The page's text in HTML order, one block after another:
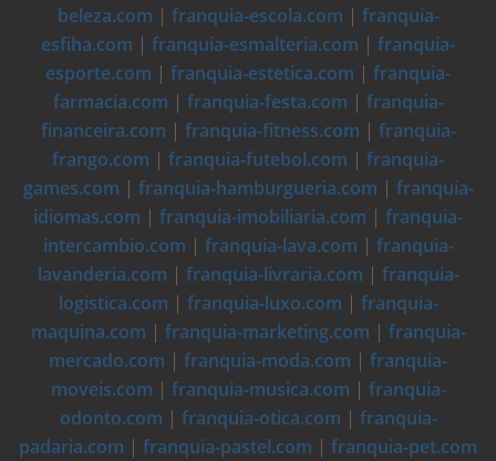
beleza.com | franquia-escola.com | franquia-
esfiha.com | franquia-esmalteria.com | franquia-
esporte.com | franquia-estetica.com | franquia-
farmacia.com | franquia-festa.com | franquia-
financeira.com | franquia-fitness.com | franquia-
frango.com | franquia-futebol.com | franquia-
games.com | franquia-hamburgueria.com | franquia-
idiomas.com | franquia-imobiliaria.com | franquia-
intercambio.com | franquia-lava.com | franquia-
lavanderia.com | franquia-livraria.com | franquia-
logistica.com | franquia-luxo.com | franquia-
maquina.com | franquia-marketing.com | franquia-
mercado.com | franquia-moda.com | franquia-
moveis.com | franquia-musica.com | franquia-
odonto.com | franquia-otica.com | franquia-
padaria.com | franquia-pastel.com | franquia-pet.com